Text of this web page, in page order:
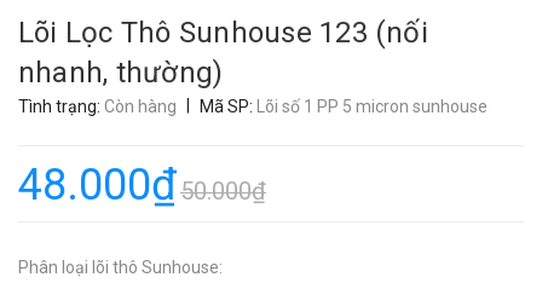
Lõi Lọc Thô Sunhouse 123 (nối
nhanh, thường)
Tình trạng: Còn hàng Mã SP: Lõi số 1 PP 5 micron sunhouse
48.000₫50.000₫
Phân loại lõi thô Sunhouse: